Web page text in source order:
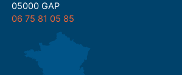
05000 GAP
06 75 81 05 85